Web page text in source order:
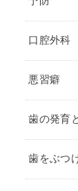
口腔外科
悪習癖
歯の発育
歯をぶつ